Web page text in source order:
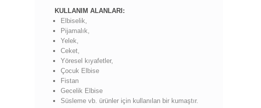
KULLANIM ALANLARI:
Elbiselik,
Pijamalık,
Yelek,
Ceket,
Yöresel kıyafetler,
Çocuk Elbise
Fistan
Gecelik Elbise
Süsleme vb. ürünler için kullanılan bir kumaştır.